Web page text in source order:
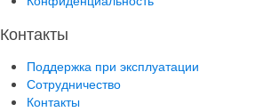
Контакты
Поддержка при эксплуатации
Сотрудничество
Контакты